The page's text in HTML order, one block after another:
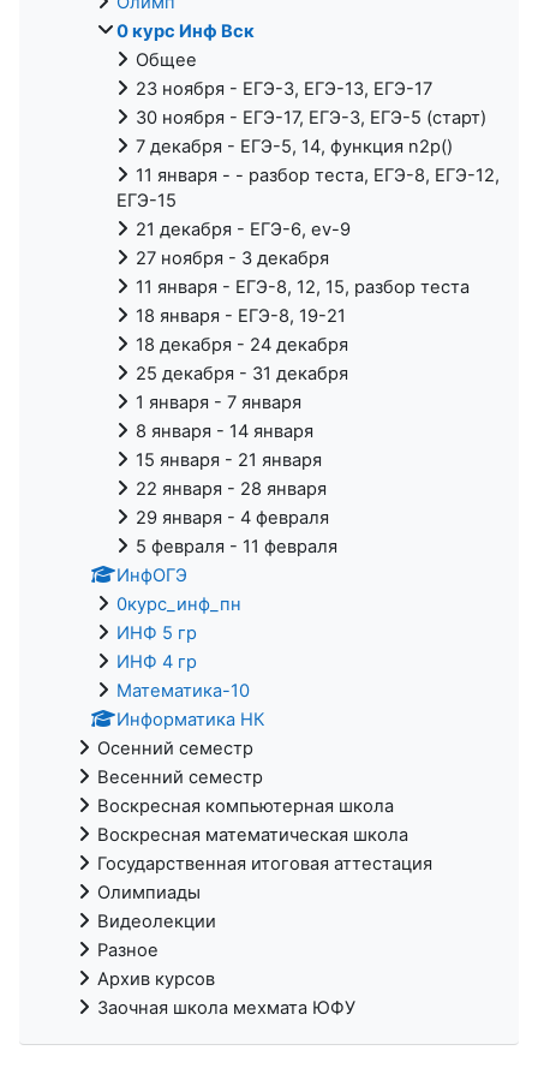
0 курс Инф Вск
Общее
23 ноября - ЕГЭ-3, ЕГЭ-13, ЕГЭ-17
30 ноября - ЕГЭ-17, ЕГЭ-3, ЕГЭ-5 (старт)
7 декабря - ЕГЭ-5, 14, функция n2p()
11 января - - разбор теста, ЕГЭ-8, ЕГЭ-12,
ЕГЭ-15
21 декабря - ЕГЭ-6, ev-9
27 ноября - 3 декабря
11 января - ЕГЭ-8, 12, 15, разбор теста
18 января - ЕГЭ-8, 19-21
18 декабря - 24 декабря
25 декабря - 31 декабря
1 января - 7 января
8 января - 14 января
15 января - 21 января
22 января - 28 января
29 января - 4 февраля
5 февраля - 11 февраля
ИнфОГЭ
0курс_инф_пн
ИНФ 5 гр
ИНФ 4 гр
Математика-10
Информатика НК
Осенний семестр
Весенний семестр
Воскресная компьютерная школа
Воскресная математическая школа
Государственная итоговая аттестация
Олимпиады
Видеолекции
Разное
Архив курсов
Заочная школа мехмата ЮФУ